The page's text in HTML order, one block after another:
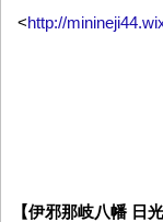
<http://
【伊邪那岐八幡 日